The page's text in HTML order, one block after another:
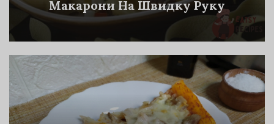
Макарони На Швидку Руку